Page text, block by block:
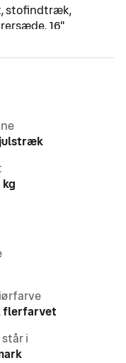
stofindtræk,
16"
aut. nedbl.
(bag), isofix,
♦️
motor ♦️
levering.
udbetaling.
kg
flerfarvet
i